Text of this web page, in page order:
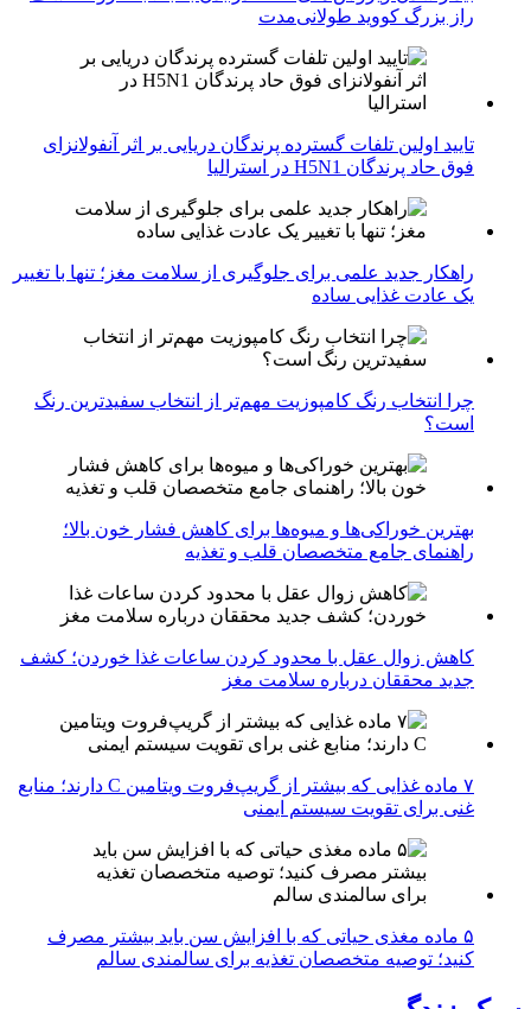
راز بزرگ کووید طولانی‌مدت
تایید اولین تلفات گسترده پرندگان دریایی بر اثر آنفولانزای
فوق حاد پرندگان H5N1 در استرالیا
راهکار جدید علمی برای جلوگیری از سلامت مغز؛ تنها با تغییر
یک عادت غذایی ساده
چرا انتخاب رنگ کامپوزیت مهم‌تر از انتخاب سفیدترین رنگ
است؟
بهترین خوراکی‌ها و میوه‌ها برای کاهش فشار خون بالا؛
راهنمای جامع متخصصان قلب و تغذیه
کاهش زوال عقل با محدود کردن ساعات غذا خوردن؛ کشف
جدید محققان درباره سلامت مغز
۷ ماده غذایی که بیشتر از گریپ‌فروت ویتامین C دارند؛ منابع
غنی برای تقویت سیستم ایمنی
۵ ماده مغذی حیاتی که با افزایش سن باید بیشتر مصرف
کنید؛ توصیه متخصصان تغذیه برای سالمندی سالم